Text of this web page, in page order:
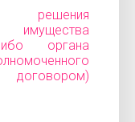
решения
либо органа
договором)